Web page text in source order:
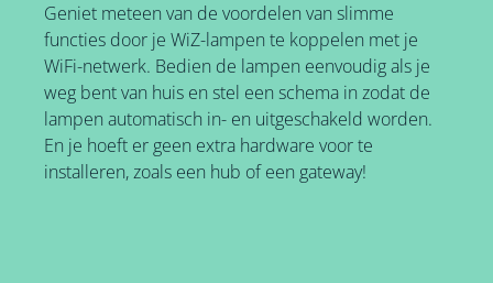
Geniet meteen van de voordelen van slimme
functies door je WiZ-lampen te koppelen met je
WiFi-netwerk. Bedien de lampen eenvoudig als je
weg bent van huis en stel een schema in zodat de
lampen automatisch in- en uitgeschakeld worden.
En je hoeft er geen extra hardware voor te
installeren, zoals een hub of een gateway!